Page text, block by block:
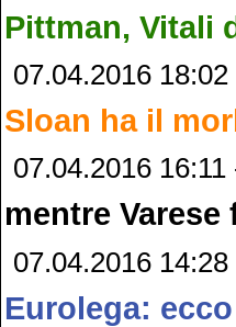
Pittman, Vitali
07.04.2016 18:02
Sloan ha il
07.04.2016 16:11
mentre
07.04.2016 14:28
Eurolega: